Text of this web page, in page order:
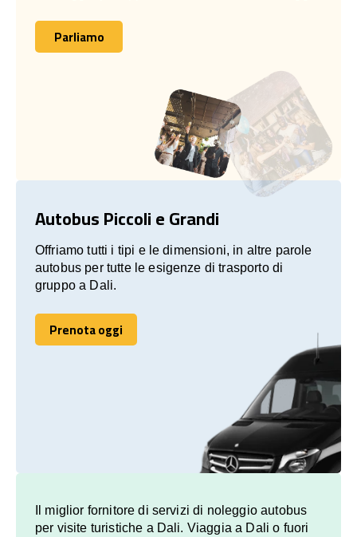
Parliamo
Parliamo
Autobus Piccoli e Grandi
Offriamo tutti i tipi e le dimensioni, in altre parole
autobus per tutte le esigenze di trasporto di
gruppo a Dali.
Prenota oggi
Prenota oggi
Il miglior fornitore di servizi di noleggio autobus
per visite turistiche a Dali. Viaggia a Dali o fuori